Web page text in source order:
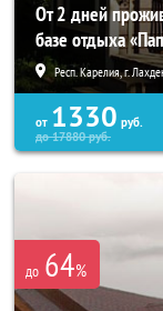
От 2 дней
базе отдыха
Респ. Карелия, г.
от 1330 руб.
до17880руб.
до 64%